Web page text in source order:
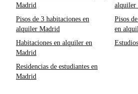
Madrid
alquiler
Pisos de 3 habitaciones en
alquiler Madrid
Pisos
en
Habitaciones en alquiler en
Madrid
Residencias de estudiantes en
Madrid